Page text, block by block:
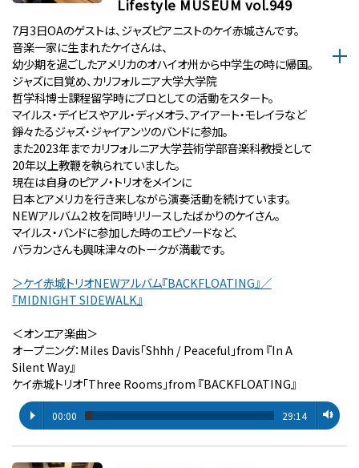
Lifestyle MUSEUM vol.949
7月3日OAのゲストは、ジャズピアニストのケイ赤城さんです。
音楽一家に生まれたケイさんは、
幼少期を過ごしたアメリカのオハイオ州から中学生の時に帰国。
ジャズに目覚め、カリフォルニア大学大学院
哲学科博士課程留学時にプロとしての活動をスタート。
マイルス・デイビスやアル・ディメオラ、アイアート・モレイラなど
錚々たるジャズ・ジャイアンツのバンドに参加。
また2023年までカリフォルニア大学芸術学部音楽科教授として
20年以上教鞭を執られていました。
現在は自身のピアノ・トリオをメインに
日本とアメリカを行き来しながら演奏活動を続けています。
NEWアルバム２枚を同時リリースしたばかりのケイさん。
マイルス・バンドに参加した時のエピソードなど、
バラカンさんも興味津々のトークが満載です。
＞ケイ赤城トリオNEWアルバム『BACKFLOATING』／
『MIDNIGHT SIDEWALK』
＜オンエア楽曲＞
オープニング：Miles Davis「Shhh / Peaceful」from 『In A
Silent Way』
ケイ赤城トリオ「Three Rooms」from 『BACKFLOATING』
00:00 29:14